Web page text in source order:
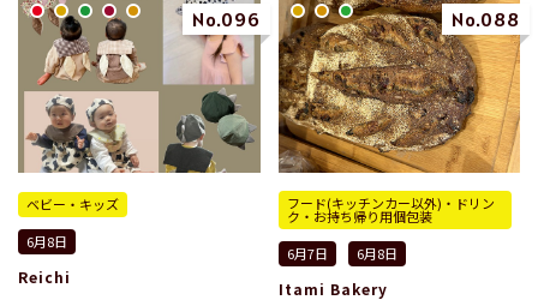
ベビー・キッズ
6月8日
Reichi
No.096
フード(キッチンカー以外)・ドリン
ク・お持ち帰り用個包装
6月7日
6月8日
Itami Bakery
No.088